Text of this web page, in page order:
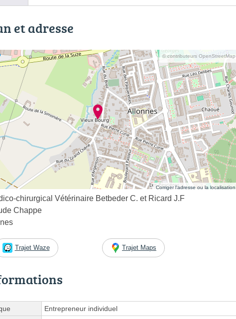
et adresse
© contributeurs OpenStreetMap
Corriger l’adresse ou la localisation
chirurgical Vétérinaire Betbeder C. et Ricard J.F
Chappe
Trajet Waze Trajet Maps
Entrepreneur individuel